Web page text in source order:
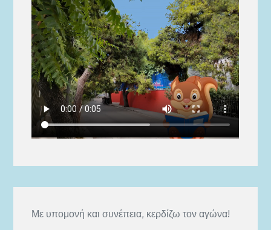
Με υπομονή και συνέπεια, κερδίζω τον αγώνα!